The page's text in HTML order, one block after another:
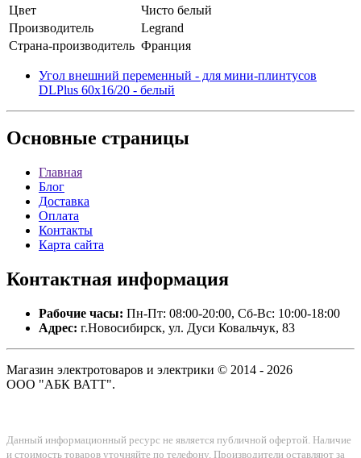
Цвет
Чисто белый
Производитель
Legrand
Страна-производитель Франция
Угол внешний переменный - для мини-плинтусов
DLPlus 60x16/20 - белый
Основные страницы
Главная
Блог
Доставка
Оплата
Контакты
Карта сайта
Контактная информация
Рабочие часы: Пн-Пт: 08:00-20:00, Сб-Вс: 10:00-18:00
Адрес: г.Новосибирск, ул. Дуси Ковальчук, 83
Магазин электротоваров и электрики © 2014 - 2026
ООО "АБК ВАТТ".
Данный информационный ресурс не является публичной офертой. Наличие
и стоимость товаров уточняйте по телефону. Производители оставляют за